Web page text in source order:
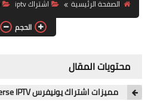
الصفحة الرئيسية
اشتراك iptv
الحجم
محتويات المقال
مميزات اشتراك يونيفرس Universe IPTV